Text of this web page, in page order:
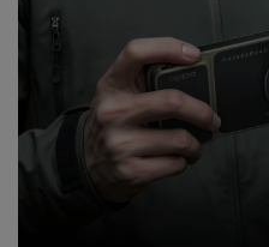
k
y
P
sl
r
y
H
e
r
n
t
p
r
o